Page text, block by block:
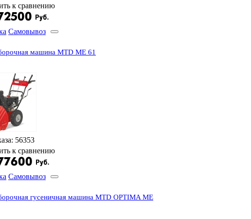
к сравнению
Самовывоз
машина MTD MЕ 61
56353
к сравнению
Самовывоз
гусеничная машина MTD OPTIMA ME